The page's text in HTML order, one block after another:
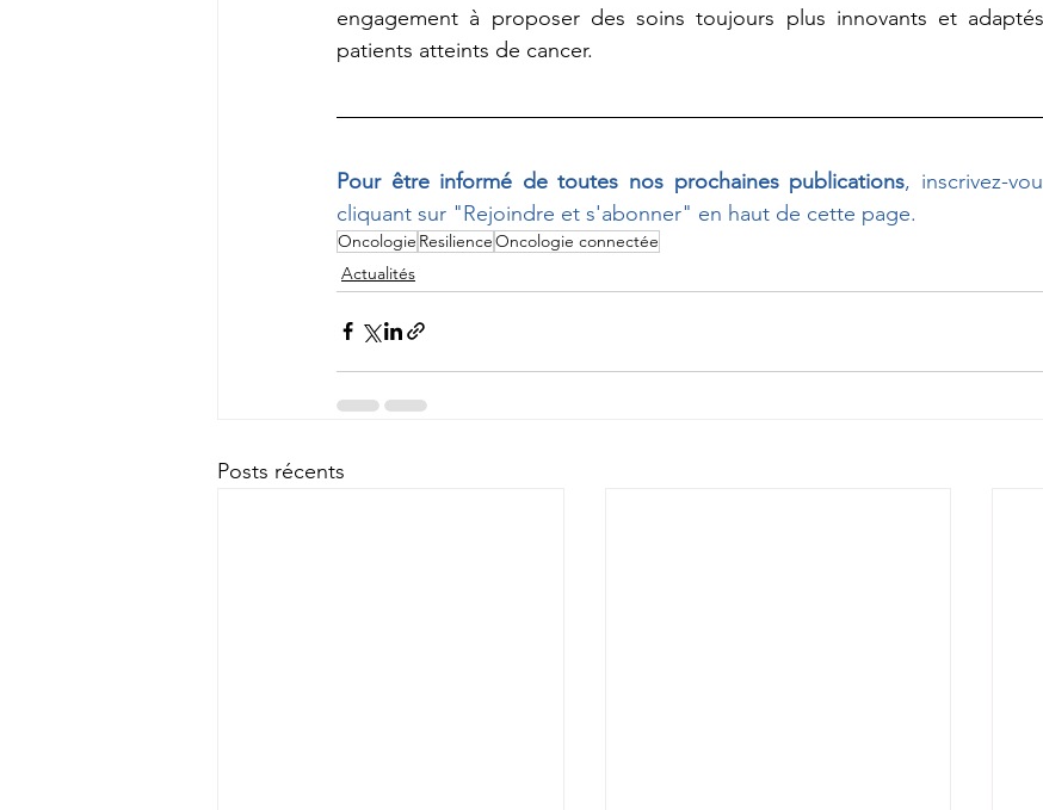
engagement à proposer des soins toujours plus innovants et
patients atteints de cancer.
Pour être informé de toutes nos prochaines publications, inscrivez-
cliquant sur "Rejoindre et s'abonner" en haut de cette page.
Oncologie ResilienceOncologie connectée
Actualités
Posts récents